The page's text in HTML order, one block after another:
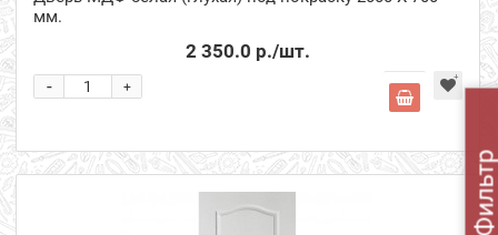
мм.
2 350.0 р./шт.
+
-